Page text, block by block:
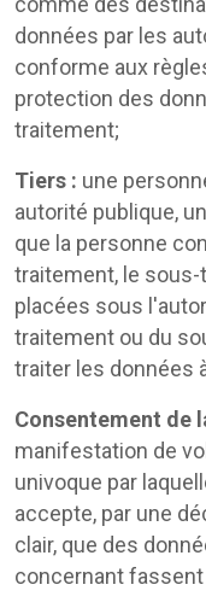
données par les
conforme aux
protection des
traitement;
Tiers : une
autorité publique,
que la personne
traitement, le
placées sous
traitement ou du
traiter les données
Consentement de
manifestation de
univoque par
accepte, par une
clair, que des
concernant